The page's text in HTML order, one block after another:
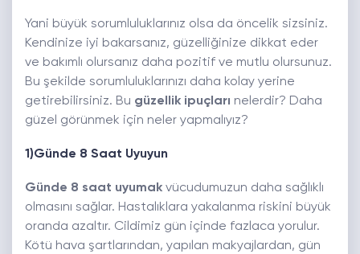
Yani büyük sorumluluklarınız olsa da öncelik sizsiniz.
Kendinize iyi bakarsanız, güzelliğinize dikkat eder
ve bakımlı olursanız daha pozitif ve mutlu olursunuz.
Bu şekilde sorumluluklarınızı daha kolay yerine
getirebilirsiniz. Bu güzellik ipuçları nelerdir? Daha
güzel görünmek için neler yapmalıyız?
1)Günde 8 Saat Uyuyun
Günde 8 saat uyumak vücudumuzun daha sağlıklı
olmasını sağlar. Hastalıklara yakalanma riskini büyük
oranda azaltır. Cildimiz gün içinde fazlaca yorulur.
Kötü hava şartlarından, yapılan makyajlardan, gün